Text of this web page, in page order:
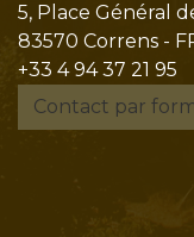
5, Place Général
83570 Correns -
+33 4 94 37 21 95
Contact par